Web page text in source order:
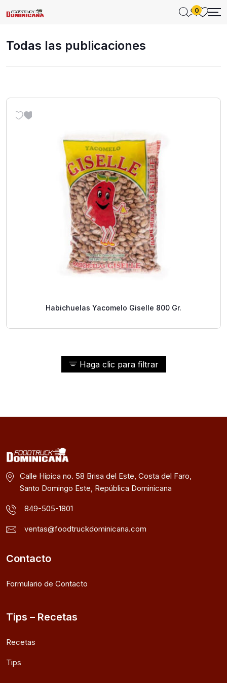
0
Todas las publicaciones
Haga clic para filtrar
Habichuelas Yacomelo Giselle 800 Gr.
Calle Hípica no. 58 Brisa del Este, Costa del Faro,
Santo Domingo Este, República Dominicana
849-505-1801
ventas@foodtruckdominicana.com
Contacto
Formulario de Contacto
Tips – Recetas
Recetas
Tips